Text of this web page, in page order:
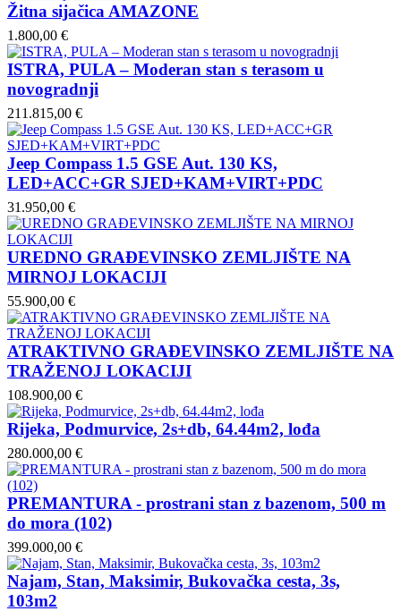
Žitna sijačica AMAZONE
1.800,00 €
ISTRA, PULA – Moderan stan s terasom u
novogradnji
211.815,00 €
Jeep Compass 1.5 GSE Aut. 130 KS,
LED+ACC+GR SJED+KAM+VIRT+PDC
31.950,00 €
UREDNO GRAĐEVINSKO ZEMLJIŠTE NA
MIRNOJ LOKACIJI
55.900,00 €
ATRAKTIVNO GRAĐEVINSKO ZEMLJIŠTE NA
TRAŽENOJ LOKACIJI
108.900,00 €
Rijeka, Podmurvice, 2s+db, 64.44m2, lođa
280.000,00 €
PREMANTURA - prostrani stan z bazenom, 500 m
do mora (102)
399.000,00 €
Najam, Stan, Maksimir, Bukovačka cesta, 3s,
103m2